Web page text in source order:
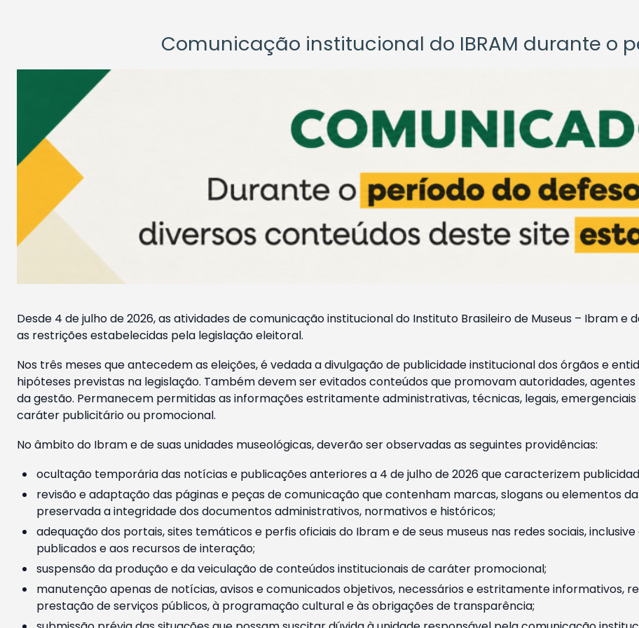
Comunicação institucional do IBRAM durante o
Desde 4 de julho de 2026, as atividades de comunicação institucional do Instituto Brasileiro de Museus – Ibram
as restrições estabelecidas pela legislação eleitoral.
Nos três meses que antecedem as eleições, é vedada a divulgação de publicidade institucional dos órgãos e
hipóteses previstas na legislação. Também devem ser evitados conteúdos que promovam autoridades,
da gestão. Permanecem permitidas as informações estritamente administrativas, técnicas, legais,
caráter publicitário ou promocional.
No âmbito do Ibram e de suas unidades museológicas, deverão ser observadas as seguintes providências:
ocultação temporária das notícias e publicações anteriores a 4 de julho de 2026 que caracterizem
revisão e adaptação das páginas e peças de comunicação que contenham marcas, slogans ou elementos
preservada a integridade dos documentos administrativos, normativos e históricos;
adequação dos portais, sites temáticos e perfis oficiais do Ibram e de seus museus nas redes sociais,
publicados e aos recursos de interação;
suspensão da produção e da veiculação de conteúdos institucionais de caráter promocional;
manutenção apenas de notícias, avisos e comunicados objetivos, necessários e estritamente informativos,
prestação de serviços públicos, à programação cultural e às obrigações de transparência;